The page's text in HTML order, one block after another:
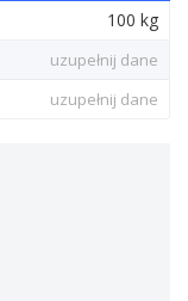
100 kg
uzupełnij dane
uzupełnij dane